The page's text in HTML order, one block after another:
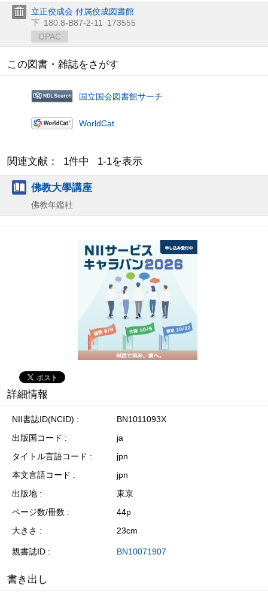
立正佼成会 付属佼成図書館
下 180.8-B87-2-11
173555
OPAC
この図書・雑誌をさがす
国立国会図書館サーチ
WorldCat
関連文献： 1件中 1-1を表示
佛教大學講座
佛教年鑑社
詳細情報
NII書誌ID(NCID)
BN1011093X
出版国コード
ja
タイトル言語コード
jpn
本文言語コード
jpn
出版地
東京
ページ数/冊数
44p
大きさ
23cm
親書誌ID BN10071907
書き出し